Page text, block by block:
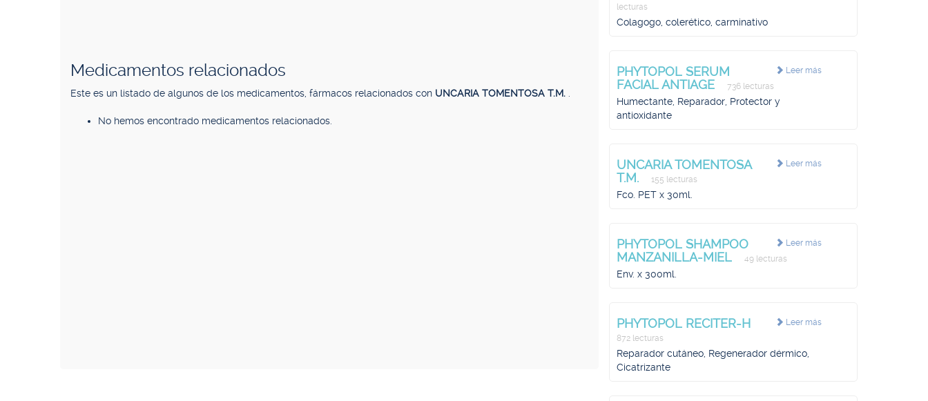
Medicamentos relacionados
Este es un listado de algunos de los medicamentos, fármacos relacionados con UNCARIA TOMENTOSA T.M.
No hemos encontrado medicamentos relacionados.
lecturas
Colagogo, colerético, carminativo
Leer más
PHYTOPOL SERUM
FACIAL ANTIAGE
736 lecturas
Humectante, Reparador, Protector y
antioxidante
Leer más
UNCARIA TOMENTOSA
T.M.
155 lecturas
Fco. PET x 30ml.
Leer más
PHYTOPOL SHAMPOO
MANZANILLA-MIEL
49 lecturas
Env. x 300ml.
Leer más
PHYTOPOL RECITER-H
872 lecturas
Reparador cutáneo, Regenerador dérmico,
Cicatrizante